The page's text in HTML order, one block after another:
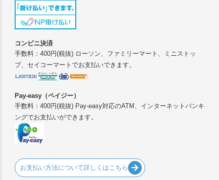
コンビニ決済
手数料：400円(税抜) ローソン、ファミリーマート、ミニストッ
プ、セイコーマートでお支払いできます。
Pay-easy（ペイジー）
手数料：400円(税抜) Pay-easy対応のATM、インターネットバンキ
ングでお支払いができます。
お支払い方法について詳しくはこちら